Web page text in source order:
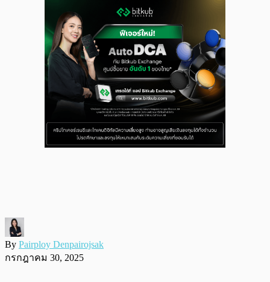
By Pairploy Denpairojsak
กรกฎาคม 30, 2025